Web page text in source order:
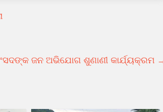
ଜନ ଅଭିଯୋଗ ଶୁଣାଣୀ କାର୍ଯ୍ୟକ୍ରମ